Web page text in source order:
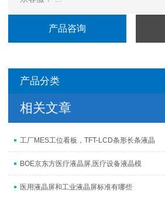
产品咨询
产品分类
相关文章
工厂MES工位看板，TFT-LCD条形长条液晶
BOE京东方医疗液晶屏,医疗设备液晶模
医用液晶屏和工业液晶屏标准有哪些